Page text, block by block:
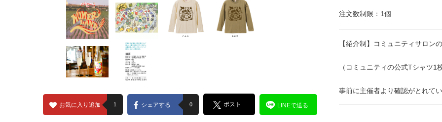
お気に入り追加 1 シェアする 0 ポスト LINEで送る
注文数制限：1個
【紹介制】コミュニティサロン
（コミュニティの公式Tシャツ1
事前に主催者より確認がとれて